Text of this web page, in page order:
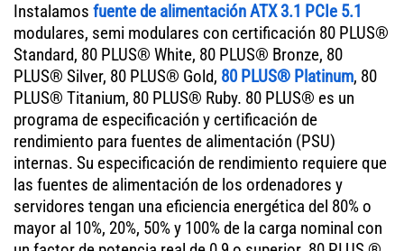
Instalamos fuente de alimentación ATX 3.1 PCIe 5.1
modulares, semi modulares con certificación 80 PLUS®
Standard, 80 PLUS® White, 80 PLUS® Bronze, 80
PLUS® Silver, 80 PLUS® Gold, 80 PLUS® Platinum, 80
PLUS® Titanium, 80 PLUS® Ruby. 80 PLUS® es un
programa de especificación y certificación de
rendimiento para fuentes de alimentación (PSU)
internas. Su especificación de rendimiento requiere que
las fuentes de alimentación de los ordenadores y
servidores tengan una eficiencia energética del 80% o
mayor al 10%, 20%, 50% y 100% de la carga nominal con